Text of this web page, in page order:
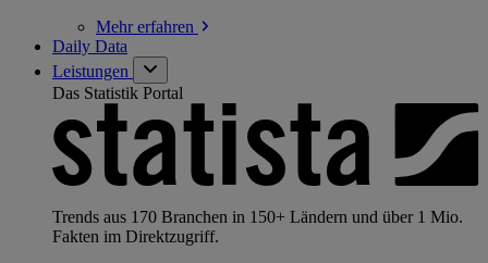
Mehrerfahren
Daily Data
Leistungen
Das Statistik Portal
Trends aus 170 Branchen in 150+ Ländern und über 1 Mio.
Fakten im Direktzugriff.